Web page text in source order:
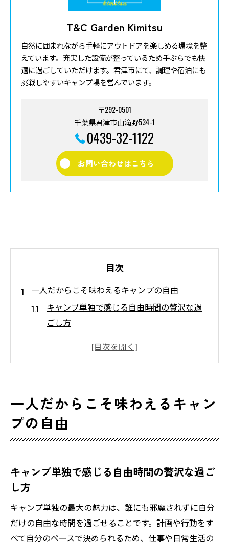
T&C Garden Kimitsu
自然に囲まれながら手軽にアウトドアを楽しめる環境を整
えています。充実した設備が整っているため手ぶらでも快
適に過ごしていただけます。君津市にて、調理や宿泊にも
挑戦しやすいキャンプ場を営んでいます。
〒292-0501
千葉県君津市山滝野534-1
0439-32-1122
お問い合わせはこちら
目次
一人だからこそ味わえるキャンプの自由
キャンプ単独で感じる自由時間の贅沢な過
ごし方
ソロキャンプならではの自分流スケジュー
一人キャンプで味わう自然と静寂の特別な
体験
ソロキャンプが叶える自己完結型のアウト
ソロキャンプの魅力と安全対策の極意
ント
キャンプ単独で気を付けたい防犯対策の実
践方法
一人だからこそ味わえるキャン
プの自由
キャンプ単独で感じる自由時間の贅沢な過ご
し方
キャンプ単独の最大の魅力は、誰にも邪魔されずに自分
だけの自由な時間を過ごせることです。計画や行動をす
べて自分のペースで決められるため、仕事や日常生活の